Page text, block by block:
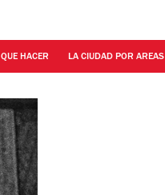
QUE HACER LA CIUDAD POR AREAS